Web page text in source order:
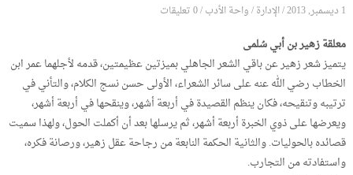
1 ديسمبر, 2013 /الإدارة/واحة الأدب/0 تعليقات
معلقة زهير بن أبي سُلمى
يتميز شعر زهير عن باقي الشعر الجاهلي بميزتين عظيمتين، قدمه لأجلهما عمر ابن
الخطاب رضي الله عنه على سائر الشعراء، الأولى حسن نسج الكلام، والتأني في
ترتيبه وتنقيحه، فكان ينظم القصيدة في أربعة أشهر، وينقحها في أربعة أشهر،
ويعرضها على ذوي الخبرة أربعة أشهر، ثم يرسلها بعد أن أكملت الحول، ولهذا سميت
قصائده بالحوليات. والثانية الحكمة النابعة من رجاحة عقل زهير، ورصانة فكره،
واستفادته من التجارب.